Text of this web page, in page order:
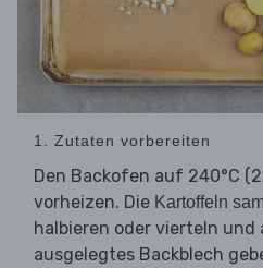
1. Zutaten vorbereiten
Den Backofen auf 240°C
vorheizen. Die Kartoffeln
halbieren oder vierteln und
ausgelegtes Backblech